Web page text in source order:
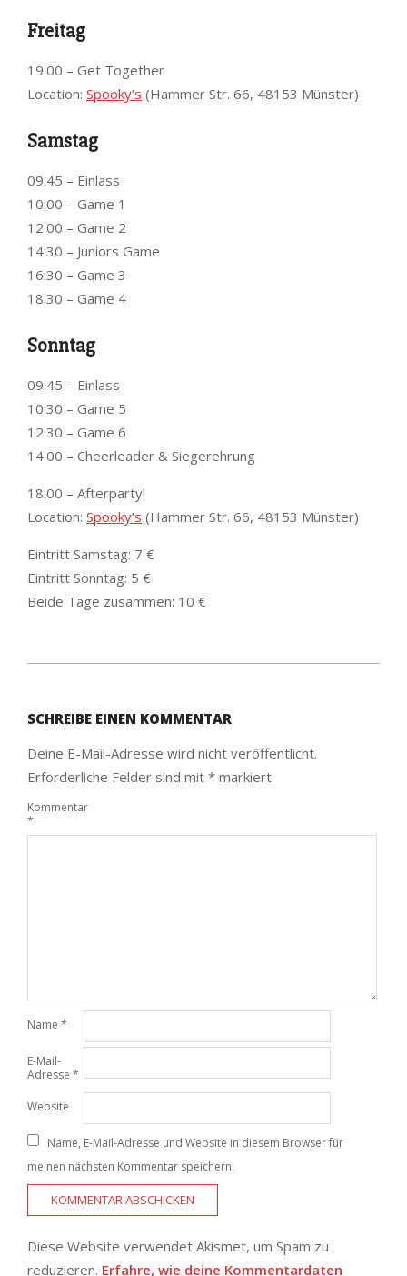
Freitag
19:00 – Get Together
Location: Spooky’s (Hammer Str. 66, 48153 Münster)
Samstag
09:45 – Einlass
10:00 – Game 1
12:00 – Game 2
14:30 – Juniors Game
16:30 – Game 3
18:30 – Game 4
Sonntag
09:45 – Einlass
10:30 – Game 5
12:30 – Game 6
14:00 – Cheerleader & Siegerehrung
18:00 – Afterparty!
Location: Spooky’s (Hammer Str. 66, 48153 Münster)
Eintritt Samstag: 7 €
Eintritt Sonntag: 5 €
Beide Tage zusammen: 10 €
19
SCHREIBE EINEN KOMMENTAR
Deine E-Mail-Adresse wird nicht veröffentlicht.
Erforderliche Felder sind mit * markiert
Kommentar
*
Name *
E-Mail-
Adresse *
Website
Name, E-Mail-Adresse und Website in diesem Browser für
meinen nächsten Kommentar speichern.
Diese Website verwendet Akismet, um Spam zu
reduzieren. Erfahre, wie deine Kommentardaten